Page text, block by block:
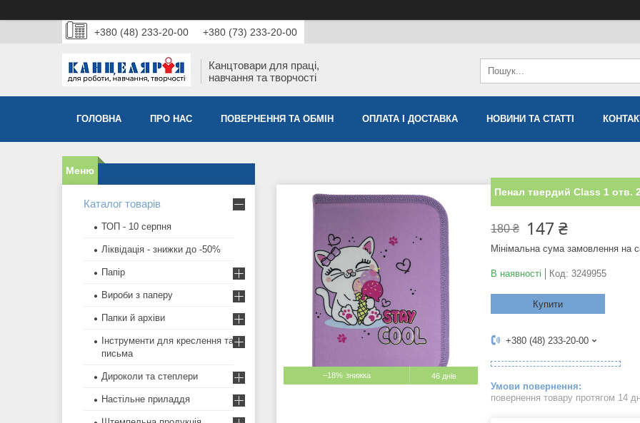
+380 (48) 233-20-00 +380 (73) 233-20-00
Канцтовари для працi,
навчання та творчостi
ГОЛОВНА ПРО НАС ПОВЕРНЕННЯ ТА ОБМIН ОПЛАТА І ДОСТАВКА НОВИНИ ТА СТАТТІ
–18% 46 днів
Пенал твердий Class 1 отв.
180 ₴ 147 ₴
Мінімальна сума замовлення на
В наявності Код: 3249955
Купити
+380 (48) 233-20-00
повернення товару протягом 14
Каталог товарів
ТОП - 10 серпня
Ліквідація - знижки до -50%
Папір
Вироби з паперу
Папки й архіви
Інструменти для креслення та
письма
Дироколи та степлери
Настільне приладдя